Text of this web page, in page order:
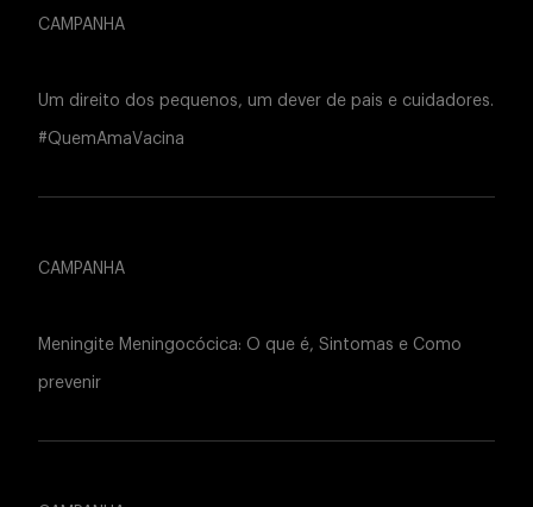
CAMPANHA
Um direito dos pequenos, um dever de pais e cuidadores.
#QuemAmaVacina
CAMPANHA
Meningite Meningocócica: O que é, Sintomas e Como
prevenir